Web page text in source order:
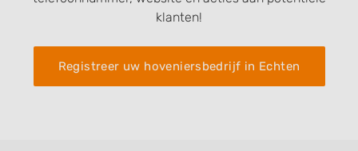
klanten!
Registreer uw hoveniersbedrijf in Echten